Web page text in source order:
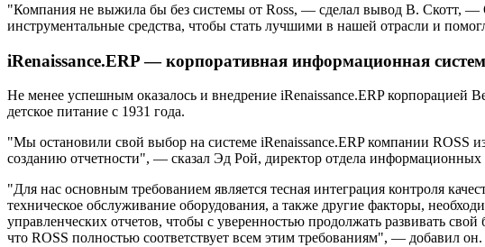
"Компания не выжила бы без системы от Ross, — сделал вывод В. Скотт, —
инструментальные средства, чтобы стать лучшими в нашей отрасли и
iRenaissance.ERP — корпоративная информационная
Не менее успешным оказалось и внедрение iRenaissance.ERP
детское питание с 1931 года.
"Мы остановили свой выбор на системе iRenaissance.ERP компании ROSS
созданию отчетности", — сказал Эд Рой, директор отдела
"Для нас основным требованием является тесная интеграция контроля
техническое обслуживание оборудования, а также другие факторы,
управленческих отчетов, чтобы с уверенностью продолжать развивать
что ROSS полностью соответствует всем этим требованиям", — добавил он.